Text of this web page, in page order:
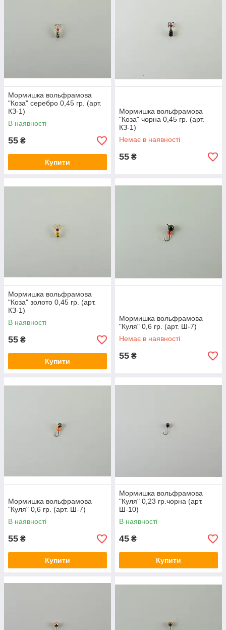
Мормишка вольфрамова
"Коза" серебро 0,45 гр. (арт.
КЗ-1)
В наявності
55 ₴
Купити
Мормишка вольфрамова
"Коза" чорна 0,45 гр. (арт.
КЗ-1)
Немає в наявності
55 ₴
Мормишка вольфрамова
"Коза" золото 0,45 гр. (арт.
КЗ-1)
В наявності
55 ₴
Купити
Мормишка вольфрамова
"Куля" 0,6 гр. (арт. Ш-7)
Немає в наявності
55 ₴
Мормишка вольфрамова
"Куля" 0,6 гр. (арт. Ш-7)
В наявності
55 ₴
Купити
Мормишка вольфрамова
"Куля" 0,23 гр.чорна (арт.
Ш-10)
В наявності
45 ₴
Купити